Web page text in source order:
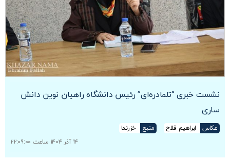
نشست خبری “تلمادره‌ای” رئیس دانشگاه راهیان نوین دانش
ساری
عکاس ابراهیم فلاح منبع
خزرنما
۱۴ آذر ۱۴۰۴ ساعت ۲۲:۰۹:۰۰